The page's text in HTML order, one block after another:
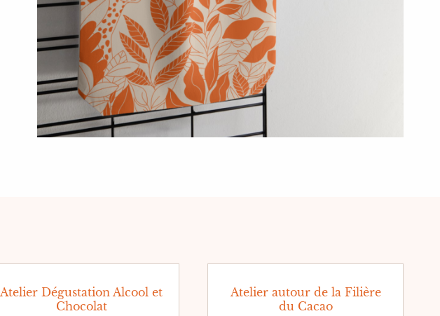
Atelier Dégustation Alcool et
Chocolat
Atelier autour de la Filière
du Cacao